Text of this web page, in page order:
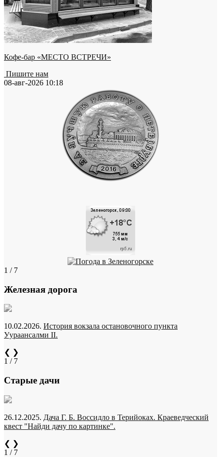
Кофе-бар «МЕСТО ВСТРЕЧИ»
Пишите нам
08-авг-2026 10:18
1 / 7
Железная дорога
10.02.2026. История вокзала остановочного пункта
Уураансалми II.
❮ ❯
1 / 7
Старые дачи
26.12.2025. Дача Г. Б. Воссидло в Терийоках. Краеведческий
квест "Найди дачу по картинке".
❮ ❯
1 / 7